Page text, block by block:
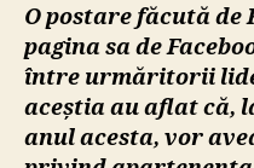
O postare făcută de
pagina sa de
între urmăritorii
aceștia au aflat că,
anul acesta, vor